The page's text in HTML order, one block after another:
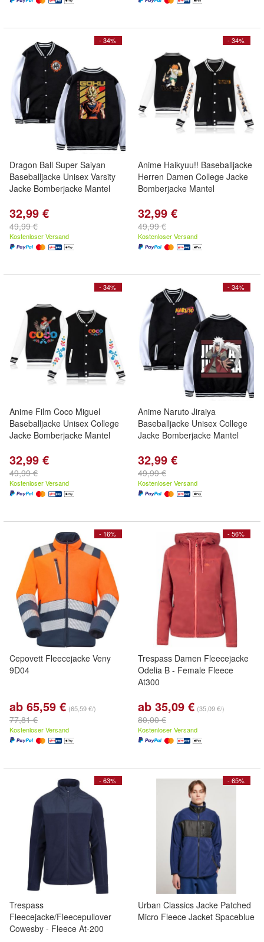
- 34%
Dragon Ball Super Saiyan
Baseballjacke Unisex Varsity
Jacke Bomberjacke Mantel
32,99 €
49,99 €
Kostenloser Versand
- 34%
Anime Haikyuu!! Baseballjacke
Herren Damen College Jacke
Bomberjacke Mantel
32,99 €
49,99 €
Kostenloser Versand
- 34%
Anime Film Coco Miguel
Baseballjacke Unisex College
Jacke Bomberjacke Mantel
32,99 €
49,99 €
Kostenloser Versand
- 34%
Anime Naruto Jiraiya
Baseballjacke Unisex College
Jacke Bomberjacke Mantel
32,99 €
49,99 €
Kostenloser Versand
- 16%
Cepovett Fleecejacke Veny
9D04
ab 65,59 € (65,59 €/)
77,81 €
Kostenloser Versand
- 56%
Trespass Damen Fleecejacke
Odelia B - Female Fleece
At300
ab 35,09 € (35,09 €/)
80,00 €
Kostenloser Versand
- 63%
Trespass
Fleecejacke/Fleecepullover
Cowesby - Fleece At-200
- 65%
Urban Classics Jacke Patched
Micro Fleece Jacket Spaceblue